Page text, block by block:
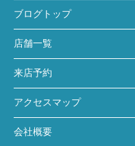
ブログトップ
店舗一覧
来店予約
アクセスマップ
会社概要